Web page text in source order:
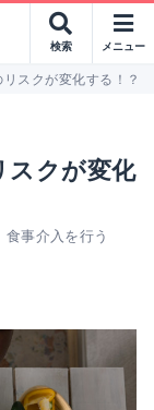
検索 メニュー
スクが変化する！？
スクが変化
事介入を行う